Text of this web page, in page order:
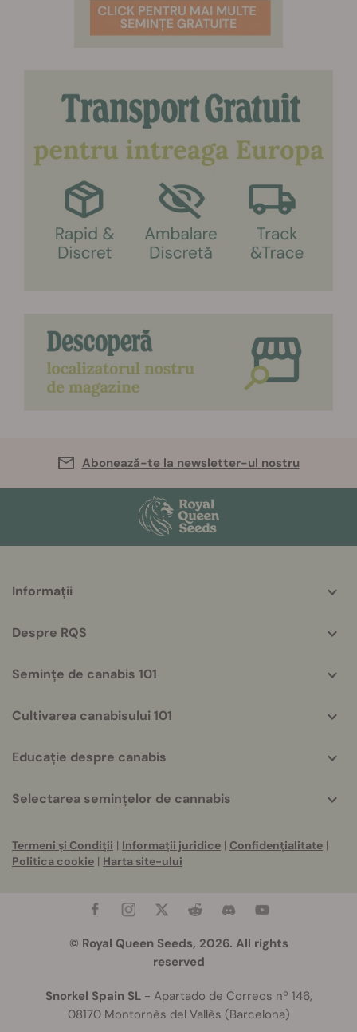
Abonează-te la newsletter-ul nostru
helpful
Informații
Despre RQS
Semințe de canabis 101
Cultivarea canabisului 101
Educație despre canabis
Selectarea semințelor de cannabis
Termeni și Condiții | Informații juridice | Confidențialitate |
Politica cookie | Harta site-ului
© Royal Queen Seeds, 2026. All rights
reserved
Snorkel Spain SL- Apartado de Correos nº 146,
08170 Montornès del Vallès (Barcelona)